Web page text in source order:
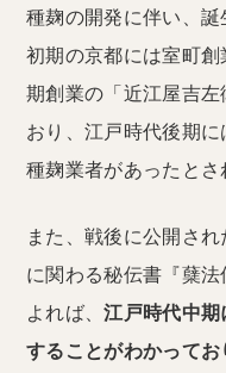
種麹の開発に伴い、
初期の京都には室町
期創業の「近江屋吉
おり、江戸時代後期
種麹業者があったとさ
また、戦後に公開さ
に関わる秘伝書『蘖
よれば、江戸時代中
することがわかって